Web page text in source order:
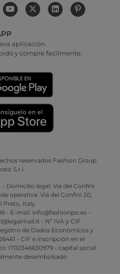
aplicación
y compre facilmente.
reservados Fashion Group
S.r.l.
- Domicilio legal: Via dei Confini
operativa: Via dei Confini 20,
Prato, Italy
- E-mail. info@fashionpo.es -
- Nº IVA y CIF
de Dados Económicos y
- CIF e inscripción en el
IT02346630979 - capital social
desembolsado